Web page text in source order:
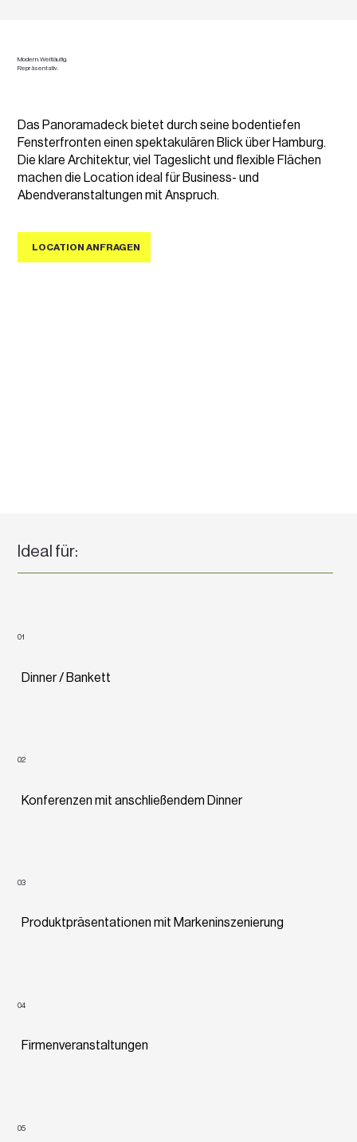
Modern. Weitläufig.
Repräsentativ.
Das Panoramadeck bietet durch seine bodentiefen
Fensterfronten einen spektakulären Blick über Hamburg.
Die klare Architektur, viel Tageslicht und flexible Flächen
machen die Location ideal für Business- und
Abendveranstaltungen mit Anspruch.
LOCATION ANFRAGEN
Ideal für:
Dinner / Bankett
01
Konferenzen mit anschließendem Dinner
02
Produktpräsentationen mit Markeninszenierung
03
Firmenveranstaltungen
04
05